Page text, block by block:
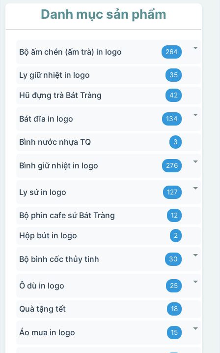
Danh mục sản phẩm
Bộ ấm chén (ấm trà) in logo 264
Ly giữ nhiệt in logo 35
Hũ đựng trà Bát Tràng 42
Bát đĩa in logo 134
Bình nước nhựa TQ 3
Bình giữ nhiệt in logo 276
Ly sứ in logo 127
Bộ phin cafe sứ Bát Tràng 12
Hộp bút in logo 2
Bộ bình cốc thủy tinh 30
Ô dù in logo 25
Quà tặng tết 18
Áo mưa in logo 15